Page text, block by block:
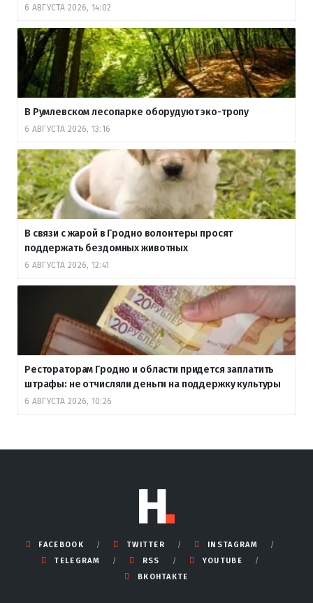
6 АВГУСТА 2026, 14:02
В Румлевском лесопарке оборудуют эко-тропу
6 АВГУСТА 2026, 13:16
В связи с жарой в Гродно волонтеры просят
поддержать бездомных животных
6 АВГУСТА 2026, 12:41
Рестораторам Гродно и области придется заплатить
штрафы: не отчисляли деньги на поддержку культуры
6 АВГУСТА 2026, 10:26
FACEBOOK TWITTER
INSTAGRAM
TELEGRAM
RSS
YOUTUBE
ВКОНТАКТЕ